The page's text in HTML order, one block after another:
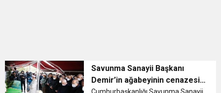
Savunma Sanayii Başkanı
Demir’in ağabeyinin cenazesi